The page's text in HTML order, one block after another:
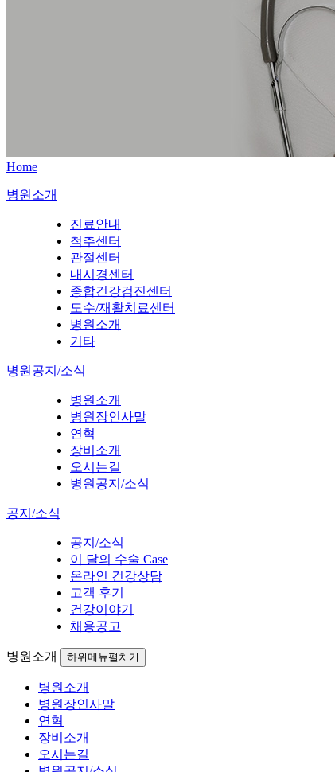
Home
병원소개
진료안내
척추센터
관절센터
내시경센터
종합건강검진센터
도수/재활치료센터
병원소개
기타
병원공지/소식
병원소개
병원장인사말
연혁
장비소개
오시는길
병원공지/소식
공지/소식
공지/소식
이 달의 수술 Case
온라인 건강상담
고객 후기
건강이야기
채용공고
병원소개 하위메뉴펼치기
병원소개
병원장인사말
연혁
장비소개
오시는길